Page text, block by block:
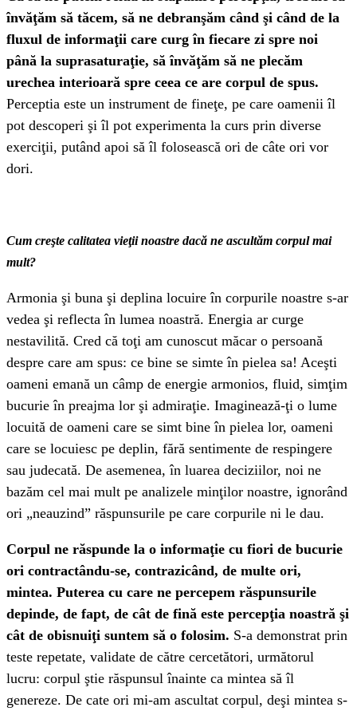
învăţăm să tăcem, să ne debranşăm când şi când de la
fluxul de informaţii care curg în fiecare zi spre noi
până la suprasaturaţie, să învăţăm să ne plecăm
urechea interioară spre ceea ce are corpul de spus.
Perceptia este un instrument de fineţe, pe care oamenii îl
pot descoperi şi îl pot experimenta la curs prin diverse
exerciţii, putând apoi să îl folosească ori de câte ori vor
dori.
Cum creşte calitatea vieţii noastre dacă ne ascultăm corpul mai
mult?
Armonia şi buna şi deplina locuire în corpurile noastre s-ar
vedea şi reflecta în lumea noastră. Energia ar curge
nestavilită. Cred că toţi am cunoscut măcar o persoană
despre care am spus: ce bine se simte în pielea sa! Aceşti
oameni emană un câmp de energie armonios, fluid, simţim
bucurie în preajma lor şi admiraţie. Imaginează-ţi o lume
locuită de oameni care se simt bine în pielea lor, oameni
care se locuiesc pe deplin, fără sentimente de respingere
sau judecată. De asemenea, în luarea deciziilor, noi ne
bazăm cel mai mult pe analizele minţilor noastre, ignorând
ori „neauzind” răspunsurile pe care corpurile ni le dau.
Corpul ne răspunde la o informaţie cu fiori de bucurie
ori contractându-se, contrazicând, de multe ori,
mintea. Puterea cu care ne percepem răspunsurile
depinde, de fapt, de cât de fină este percepţia noastră şi
cât de obisnuiţi suntem să o folosim. S-a demonstrat prin
teste repetate, validate de către cercetători, următorul
lucru: corpul ştie răspunsul înainte ca mintea să îl
genereze. De cate ori mi-am ascultat corpul, deşi mintea s-